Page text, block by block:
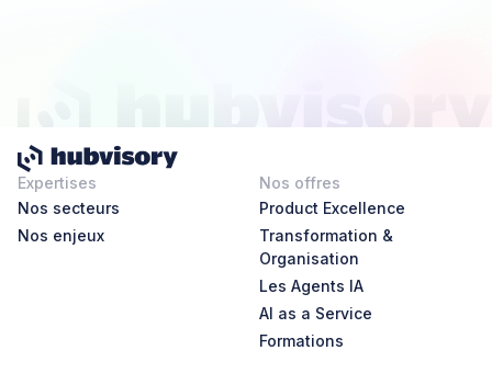
Expertises
Nos secteurs
Nos enjeux
Nos offres
Product Excellence
Transformation &
Organisation
Les Agents IA
AI as a Service
Formations